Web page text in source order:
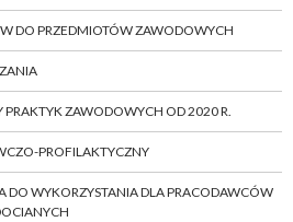
DO PRZEDMIOTÓW ZAWODOWYCH
ZAWODOWYCH OD 2020 R.
PROFILAKTYCZNY
DO WYKORZYSTANIA DLA PRACODAWCÓW